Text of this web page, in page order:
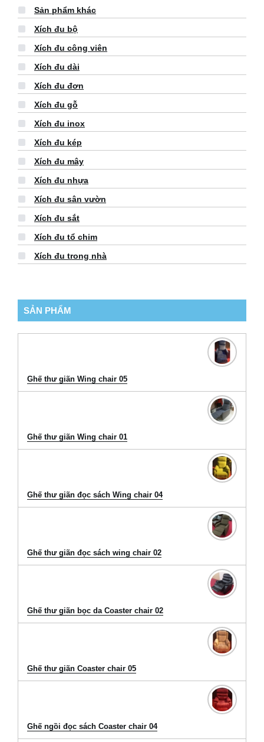
Sản phẩm khác
Xích đu bộ
Xích đu công viên
Xích đu dài
Xích đu đơn
Xích đu gỗ
Xích đu inox
Xích đu kép
Xích đu mây
Xích đu nhựa
Xích đu sân vườn
Xích đu sắt
Xích đu tổ chim
Xích đu trong nhà
SẢN PHẨM
Ghế thư giãn Wing chair 05
Ghế thư giãn Wing chair 01
Ghế thư giãn đọc sách Wing chair 04
Ghế thư giãn đọc sách wing chair 02
Ghế thư giãn bọc da Coaster chair 02
Ghế thư giãn Coaster chair 05
Ghế ngồi đọc sách Coaster chair 04